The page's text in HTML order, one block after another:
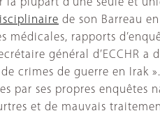
la plupart d’une seule et
de son Barreau
médicales, rapports
général d’ECCHR
crimes de guerre en Irak
par ses propres
et de mauvais